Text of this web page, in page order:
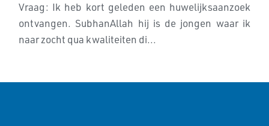
Vraag: Ik heb kort geleden een huwelijksaanzoek
ontvangen. SubhanAllah hij is de jongen waar ik
naar zocht qua kwaliteiten di...